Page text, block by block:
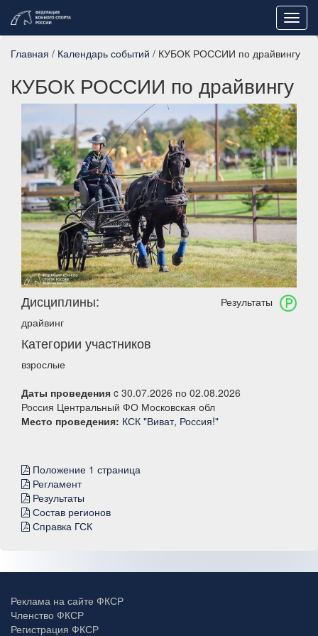
Главная / Календарь событий / КУБОК РОССИИ по драйвингу
КУБОК РОССИИ по драйвингу
Результаты
Дисциплины:
драйвинг
Категории участников
взрослые
Даты проведения c 30.07.2026 по 02.08.2026
Россия Центральный ФО Московская обл
Место проведения: КСК "Виват, Россия!"
Положение 1 страница
Регламент
Результаты
Состав регионов
Справка ГСК
Реклама на сайте ФКСР
Членство ФКСР
Регистрация ФКСР